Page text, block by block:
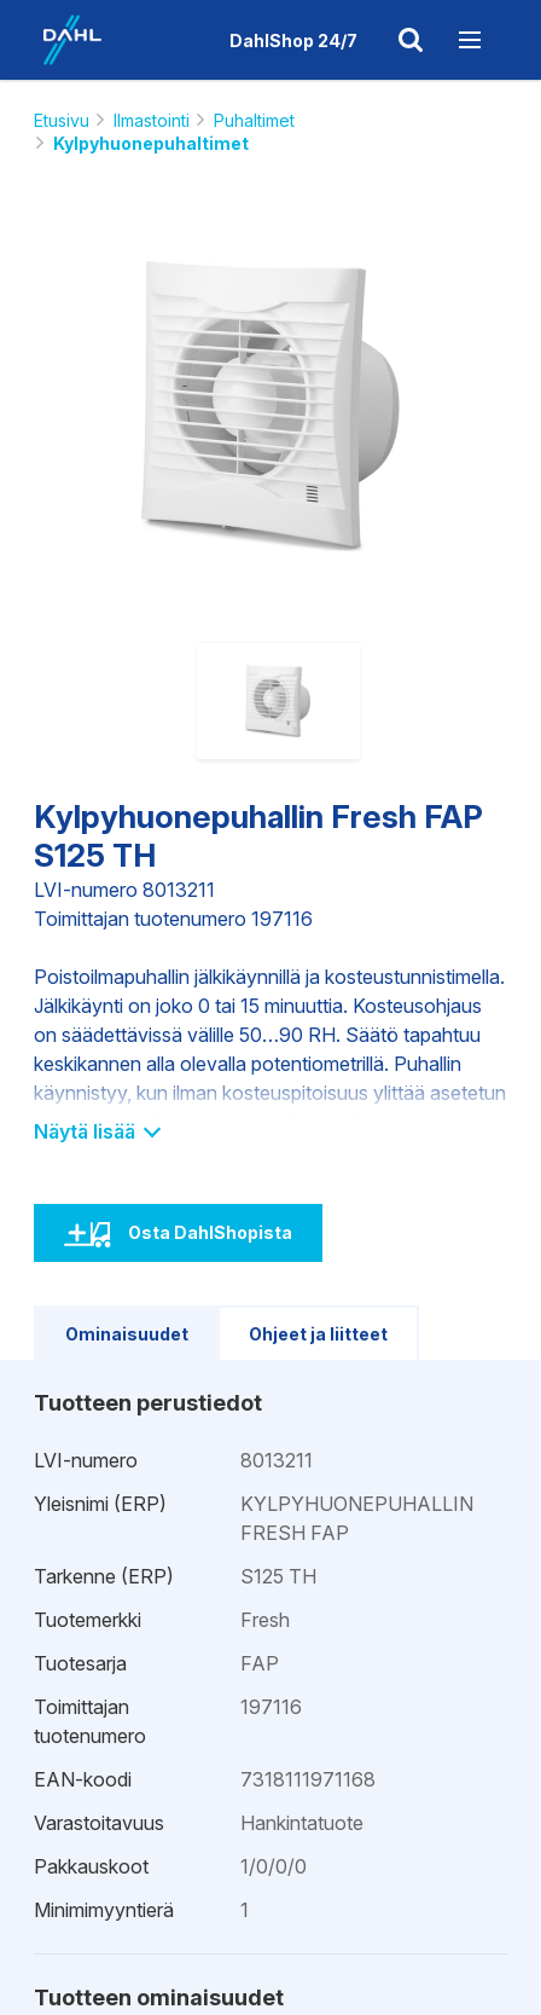
DahlShop 24/7
Etusivu Ilmastointi
Puhaltimet
Kylpyhuonepuhaltimet
Kylpyhuonepuhallin Fresh FAP
S125 TH
LVI-numero 8013211
Toimittajan tuotenumero 197116
Poistoilmapuhallin jälkikäynnillä ja kosteustunnistimella.
Jälkikäynti on joko 0 tai 15 minuuttia. Kosteusohjaus
on säädettävissä välille 50…90 RH. Säätö tapahtuu
keskikannen alla olevalla potentiometrillä. Puhallin
käynnistyy, kun ilman kosteuspitoisuus ylittää asetetun
arvon ja pysähtyy, kun arvo alittuu. Uppoasennettava,
Näytä lisää
Osta DahlShopista
Ominaisuudet Ohjeet ja liitteet
Tuotteen perustiedot
LVI-numero
8013211
Yleisnimi (ERP)
KYLPYHUONEPUHALLIN
FRESH FAP
Tarkenne (ERP)
S125 TH
Tuotemerkki
Fresh
Tuotesarja
FAP
Toimittajan
tuotenumero
197116
EAN-koodi
7318111971168
Varastoitavuus
Hankintatuote
Pakkauskoot
1/0/0/0
Minimimyyntierä
1
Tuotteen ominaisuudet